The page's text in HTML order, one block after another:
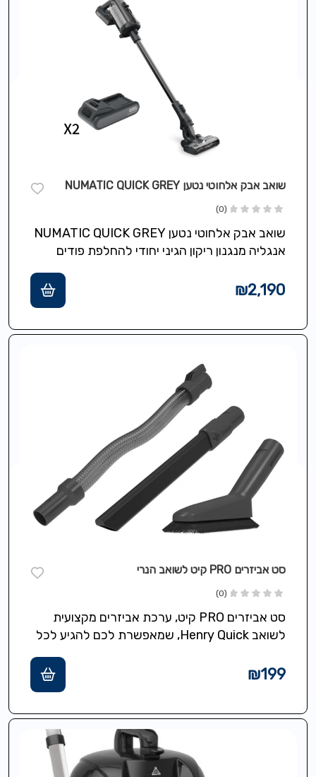
שואב אבק אלחוטי נטען NUMATIC QUICK GREY
(0)
שואב אבק אלחוטי נטען NUMATIC QUICK GREY
אנגליה מנגנון ריקון הגיני יחודי להחלפת פודים
₪2,190
סט אביזרים PRO קיט לשואב הנרי
(0)
סט אביזרים PRO קיט, ערכת אביזרים מקצועית
לשואב Henry Quick, שמאפשרת לכם להגיע לכל
₪199